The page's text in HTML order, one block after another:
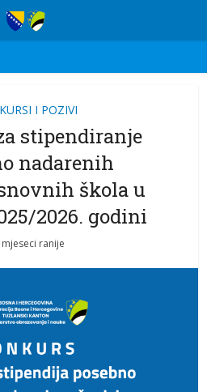
I POZIVI
stipendiranje
nadarenih
škola u
2026. godini
mjeseci ranije